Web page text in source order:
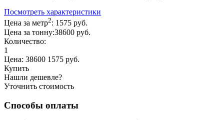
Посмотреть характеристики
Цена за метр2: 1575 руб.
Цена за тонну:38600 руб.
Количество:
1
Цена: 38600 1575 руб.
Купить
Нашли дешевле?
Уточнить стоимость
Способы оплаты